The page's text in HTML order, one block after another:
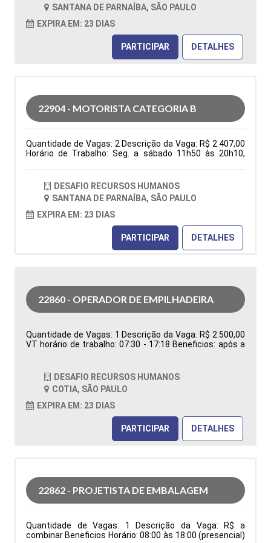
disponibilidade de horário. Tipo de contratação: CLT
Cidade: Santana de Parnaíba, SP, Brasil Área de Atuação:
Logística Período: Formação Acadêmica:
Características Comportamentais:
SANTANA DE PARNAÍBA, SÃO PAULO
EXPIRA EM: 23 DIAS
PARTICIPAR DETALHES
22904 - MOTORISTA CATEGORIA B
Quantidade de Vagas: 2 Descrição da Vaga: R$ 2.407,00
Horário de Trabalho: Seg. a sábado 11h50 às 20h10,
horário. Benefícios: Vale transporte ou vale combustível;
após 3 meses: Vale alimentação R$ 150,00 e Golden
farma Entregas nas residencias Tipo de contratação:
CLT Cidade: Santana de Parnaíba, SP, Brasil Área de
Atuação: Logística Período: Formação Acadêmica:
Características Comportamentais:
DESAFIO RECURSOS HUMANOS
SANTANA DE PARNAÍBA, SÃO PAULO
EXPIRA EM: 23 DIAS
PARTICIPAR DETALHES
22860 - OPERADOR DE EMPILHADEIRA
Quantidade de Vagas: 1 Descrição da Vaga: R$ 2.500,00
VT horário de trabalho: 07:30 - 17:18 Beneficios: após a
Logística Período: Formação Acadêmica:
Características Comportamentais:
DESAFIO RECURSOS HUMANOS
COTIA, SÃO PAULO
EXPIRA EM: 23 DIAS
PARTICIPAR DETALHES
22862 - PROJETISTA DE EMBALAGEM
Quantidade de Vagas: 1 Descrição da Vaga: R$ a
combinar Beneficios Horário: 08:00 às 18:00 (presencial)